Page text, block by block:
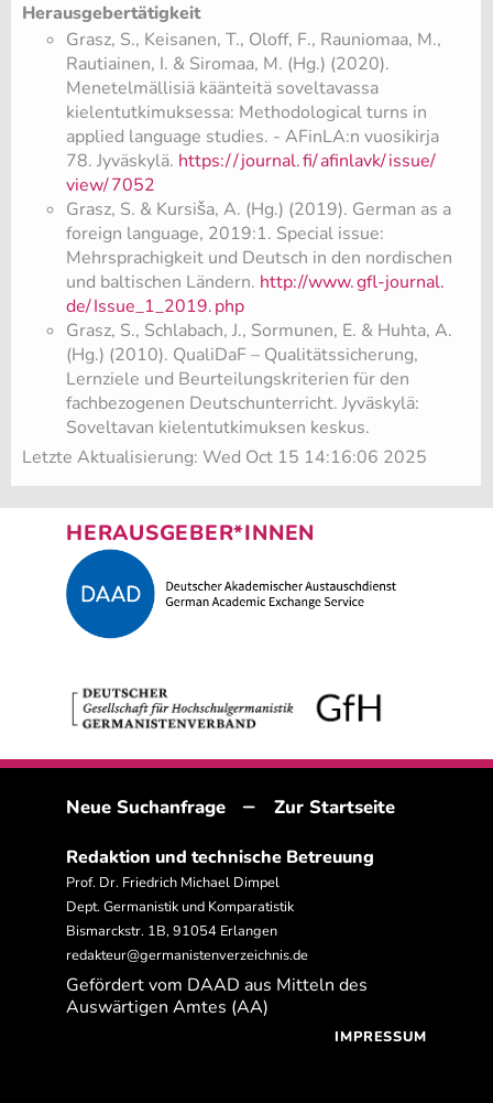
Herausgebertätigkeit
Grasz, S., Keisanen, T., Oloff, F., Rauniomaa, M.,
Rautiainen, I. & Siromaa, M. (Hg.) (2020).
Menetelmällisiä käänteitä soveltavassa
kielentutkimuksessa: Methodological turns in
applied language studies. - AFinLA:n vuosikirja
78. Jyväskylä. https://journal.fi/afinlavk/issue/
view/7052
Grasz, S. & Kursiša, A. (Hg.) (2019). German as a
foreign language, 2019:1. Special issue:
Mehrsprachigkeit und Deutsch in den nordischen
und baltischen Ländern. http://www.gfl-journal.
de/Issue_1_2019.php
Grasz, S., Schlabach, J., Sormunen, E. & Huhta, A.
(Hg.) (2010). QualiDaF – Qualitätssicherung,
Lernziele und Beurteilungskriterien für den
fachbezogenen Deutschunterricht. Jyväskylä:
Soveltavan kielentutkimuksen keskus.
Letzte Aktualisierung: Wed Oct 15 14:16:06 2025
HERAUSGEBER*INNEN
Neue Suchanfrage – Zur Startseite
Redaktion und technische Betreuung
Prof. Dr. Friedrich Michael Dimpel
Dept. Germanistik und Komparatistik
Bismarckstr. 1B, 91054 Erlangen
redakteur@germanistenverzeichnis.de
Gefördert vom DAAD aus Mitteln des
Auswärtigen Amtes (AA)
IMPRESSUM